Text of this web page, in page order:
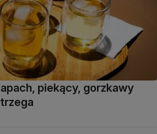
piekący, gorzkawy